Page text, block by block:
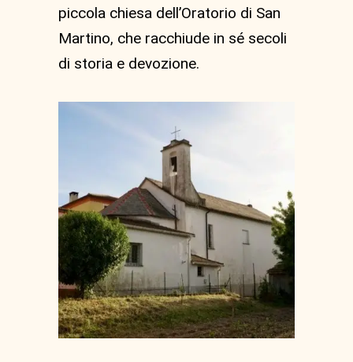
piccola chiesa dell’Oratorio di San
Martino, che racchiude in sé secoli
di storia e devozione.